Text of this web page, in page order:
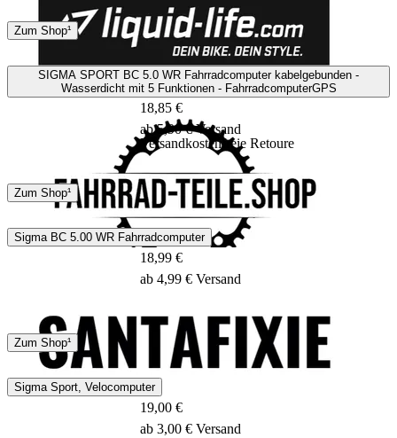
DHL
Zum Shop¹
SIGMA SPORT BC 5.0 WR Fahrradcomputer kabelgebunden -
Wasserdicht mit 5 Funktionen - FahrradcomputerGPS
DHL
GLS
3 - 5 Tage
18,85 €
ab 5,90 € Versand
Versandkostenfreie Retoure
Zum Shop¹
Sigma BC 5.00 WR Fahrradcomputer
GLS
2 - 3 Tage
18,99 €
ab 4,99 € Versand
Zum Shop¹
Sigma Sport, Velocomputer
19,00 €
ab 3,00 € Versand